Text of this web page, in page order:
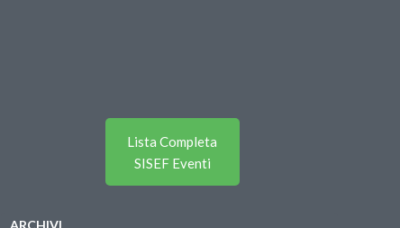
Lista Completa
SISEF Eventi
ARCHIVI